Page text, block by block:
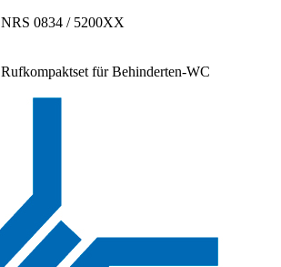
NRS 0834 / 5200XX
Rufkompaktset für Behinderten-WC